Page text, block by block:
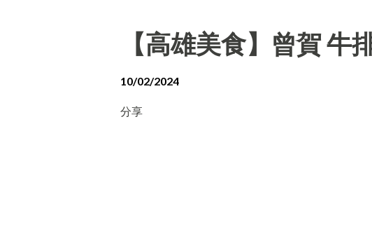
【高雄美食】曾賀 牛
10/02/2024
分享